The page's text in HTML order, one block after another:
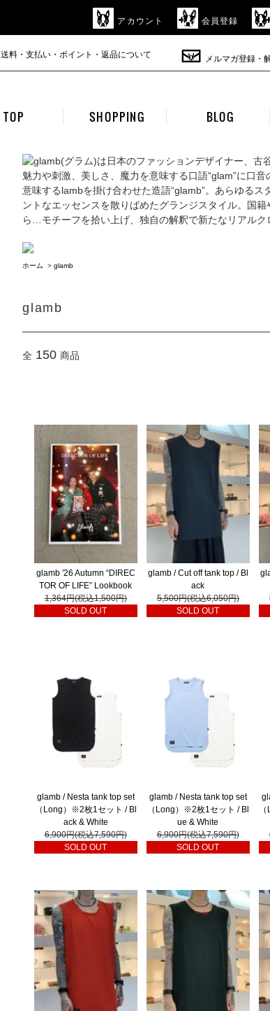
アカウント 会員登録
送料・支払い・ポイント・返品について メルマガ登録・
TOP SHOPPING BLOG
魅力や刺激、美しさ、魔力を意味する口語“glam”に口
意味するlambを掛け合わせた造語“glamb”。あらゆる
ントなエッセンスを散りばめたグランジスタイル。国
ら…モチーフを拾い上げ、独自の解釈で新たなリアルク
ホーム > glamb
glamb
全 150 商品
glamb '26 Autumn “DIREC
TOR OF LIFE” Lookbook
1,364円(税込1,500円)
SOLD OUT
glamb / Cut off tank top / Bl
ack
5,500円(税込6,050円)
SOLD OUT
glamb / Nesta tank top set
（Long）※2枚1セット / Bl
ack & White
6,900円(税込7,590円)
SOLD OUT
glamb / Nesta tank top set
（Long）※2枚1セット / Bl
ue & White
6,900円(税込7,590円)
SOLD OUT